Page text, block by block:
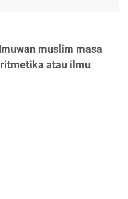
muslim masa
atau ilmu